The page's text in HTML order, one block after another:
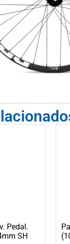
Pedal.
SH